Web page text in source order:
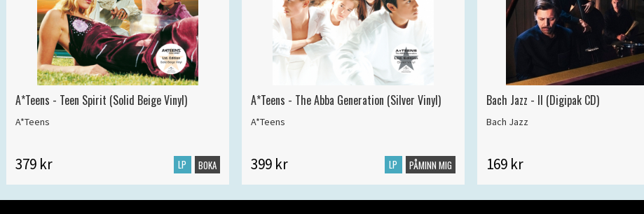
A*Teens - Teen Spirit (Solid Beige Vinyl)
A*Teens
379 kr LP BOKA
A*Teens - The Abba Generation (Silver Vinyl)
A*Teens
399 kr LP PÅMINN MIG
Bach Jazz - II (Digipak CD)
Bach Jazz
169 kr